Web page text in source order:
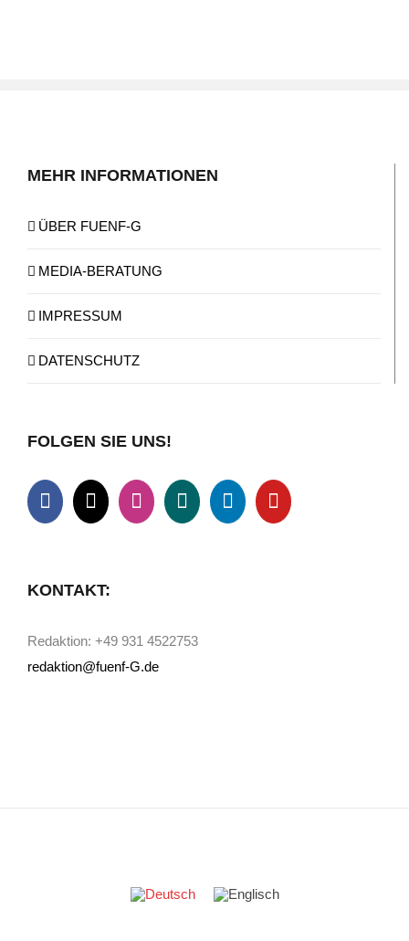
MEHR INFORMATIONEN
ÜBER FUENF-G
MEDIA-BERATUNG
IMPRESSUM
DATENSCHUTZ
FOLGEN SIE UNS!
KONTAKT:
Redaktion: +49 931 4522753
redaktion@fuenf-G.de